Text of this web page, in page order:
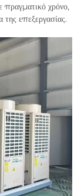
πραγματικό χρόνο,
της επεξεργασίας.